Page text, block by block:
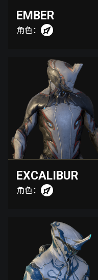
EMBER
角色：
EXCALIBUR
角色：